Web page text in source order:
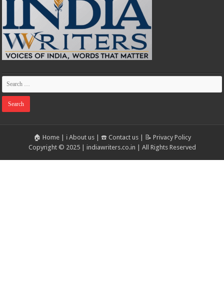
🏠 Home| ℹ️ About us| ☎️ Contact us| 📝 Privacy Policy
Copyright © 2025 | indiawriters.co.in | All Rights Reserved